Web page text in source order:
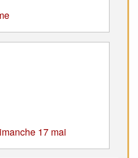
17 mai